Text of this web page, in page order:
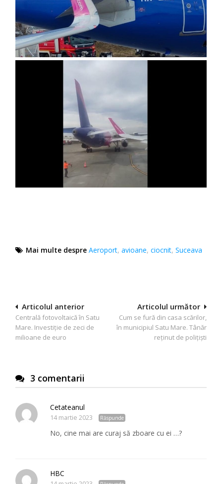
Mai multe despre Aeroport,avioane,ciocnit,Suceava
Navigare
în
articole
Articolul următor
Cum se fură din casa scărilor,
în municipiul Satu Mare. Tânăr
reținut de polițiști
Articolul anterior
Centrală fotovoltaică în Satu
Mare. Investiție de zeci de
milioane de euro
3 comentarii
Cetateanul
14 martie 2023 Răspunde
No, cine mai are curaj să zboare cu ei …?
HBC